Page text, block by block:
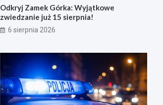
Odkryj Zamek Górka: Wyjątkowe
zwiedzanie już 15 sierpnia!
6 sierpnia 2026